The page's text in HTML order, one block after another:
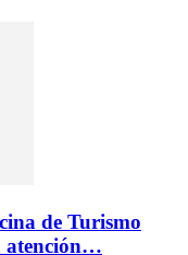
de Turismo
atención…